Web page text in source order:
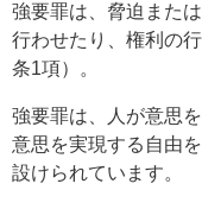
強要罪は、脅迫また
行わせたり、権利の
条1項）。
強要罪は、人が意思
意思を実現する自由
設けられています。